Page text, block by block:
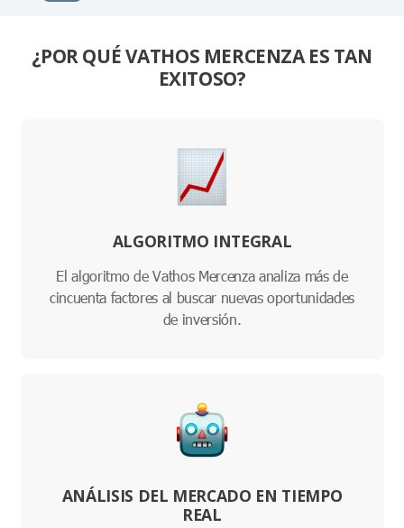
¿POR QUÉ VATHOS MERCENZA ES TAN
EXITOSO?
ALGORITMO INTEGRAL
El algoritmo de Vathos Mercenza analiza más de
cincuenta factores al buscar nuevas oportunidades
de inversión.
ANÁLISIS DEL MERCADO EN TIEMPO
REAL